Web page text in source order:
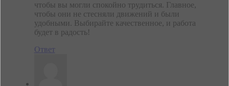
чтобы вы могли спокойно трудиться. Главное,
чтобы они не стесняли движений и были
удобными. Выбирайте качественное, и работа
будет в радость!
Ответ